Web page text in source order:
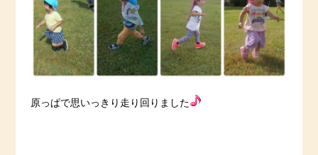
原っぱで思いっきり走り回りました